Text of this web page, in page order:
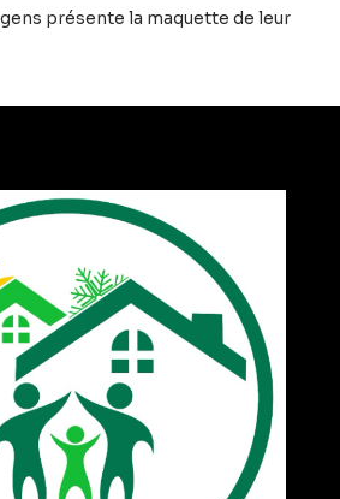
présente la maquette de leur